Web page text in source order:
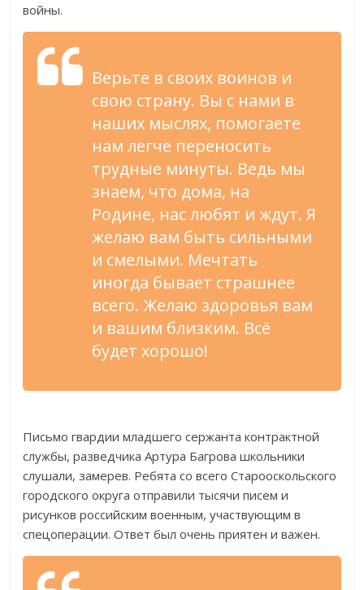
войны.
Верьте в своих воинов и
свою страну. Вы с нами в
наших мыслях, помогаете
нам легче переносить
трудные минуты. Ведь мы
знаем, что дома, на
Родине, нас любят и ждут. Я
желаю вам быть сильными
и смелыми. Мечтать
иногда бывает страшнее
всего. Желаю здоровья вам
и вашим близким. Всё
будет хорошо!
Письмо гвардии младшего сержанта контрактной
службы, разведчика Артура Багрова школьники
слушали, замерев. Ребята со всего Старооскольского
городского округа отправили тысячи писем и
рисунков российским военным, участвующим в
спецоперации. Ответ был очень приятен и важен.